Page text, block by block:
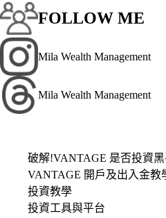
FOLLOW ME
Mila Wealth Management
Mila Wealth Management
破解!VANTAGE 是否投資黑
VANTAGE 開戶及出入金教
投資教學
投資工具與平台